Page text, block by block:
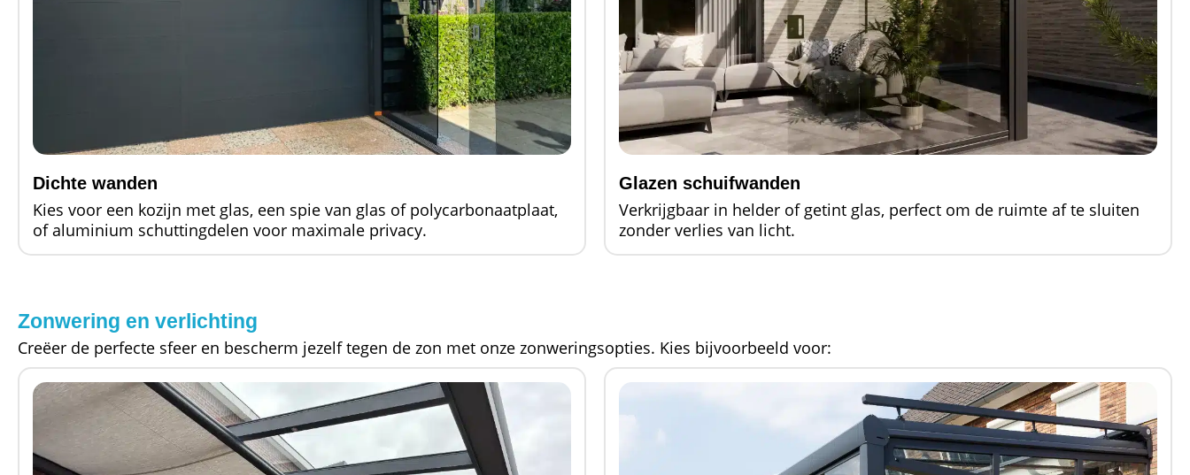
Dichte wanden
Kies voor een kozijn met glas, een spie van glas of polycarbonaatplaat,
of aluminium schuttingdelen voor maximale privacy.
Glazen schuifwanden
Verkrijgbaar in helder of getint glas, perfect om de ruimte af te sluiten
zonder verlies van licht.
Zonwering en verlichting
Creëer de perfecte sfeer en bescherm jezelf tegen de zon met onze zonweringsopties. Kies bijvoorbeeld voor: